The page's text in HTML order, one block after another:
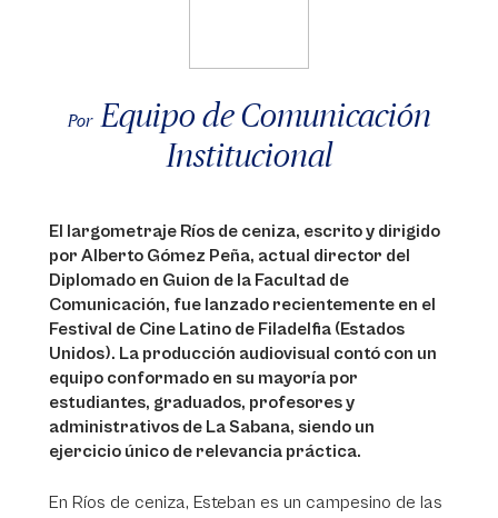
Por Equipo de Comunicación
Institucional
El largometraje Ríos de ceniza, escrito y dirigido
por Alberto Gómez Peña, actual director del
Diplomado en Guion de la Facultad de
Comunicación, fue lanzado recientemente en el
Festival de Cine Latino de Filadelfia (Estados
Unidos). La producción audiovisual contó con un
equipo conformado en su mayoría por
estudiantes, graduados, profesores y
administrativos de La Sabana, siendo un
ejercicio único de relevancia práctica.
En Ríos de ceniza, Esteban es un campesino de las